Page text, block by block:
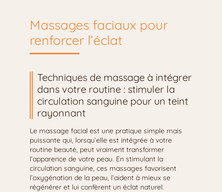
Massages faciaux pour
renforcer l’éclat
Techniques de massage à intégrer
dans votre routine : stimuler la
circulation sanguine pour un teint
rayonnant
Le massage facial est une pratique simple mais
puissante qui, lorsqu’elle est intégrée à votre
routine beauté, peut vraiment transformer
l’apparence de votre peau. En stimulant la
circulation sanguine, ces massages favorisent
l’oxygénation de la peau, l’aident à mieux se
régénérer et lui confèrent un éclat naturel.